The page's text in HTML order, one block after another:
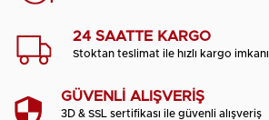
24 SAATTE KARGO
Stoktan teslimat ile hızlı kargo imkanı
GÜVENLİ ALIŞVERİŞ
3D & SSL sertifikası ile güvenli alışveriş